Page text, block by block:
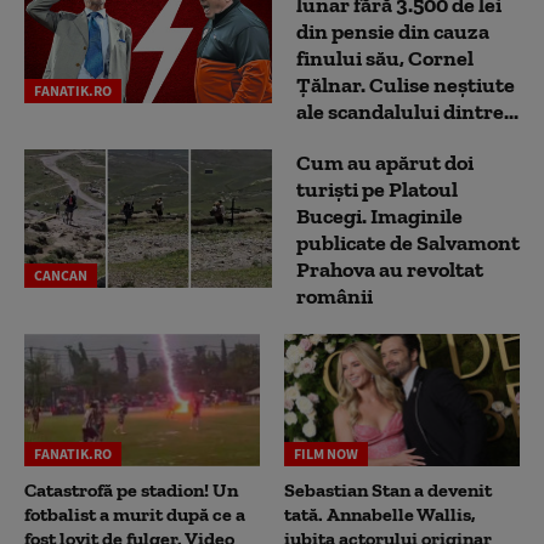
FANATIK.RO
din pensie din cauza
finului său, Cornel
Țălnar. Culise neștiute
ale scandalului dintre...
CANCAN
Cum au apărut doi
turiști pe Platoul
Bucegi. Imaginile
publicate de Salvamont
Prahova au revoltat
românii
FANATIK.RO
Catastrofă pe stadion! Un
fotbalist a murit după ce a
fost lovit de fulger. Video
FILM NOW
Sebastian Stan a devenit
tată. Annabelle Wallis,
iubita actorului originar